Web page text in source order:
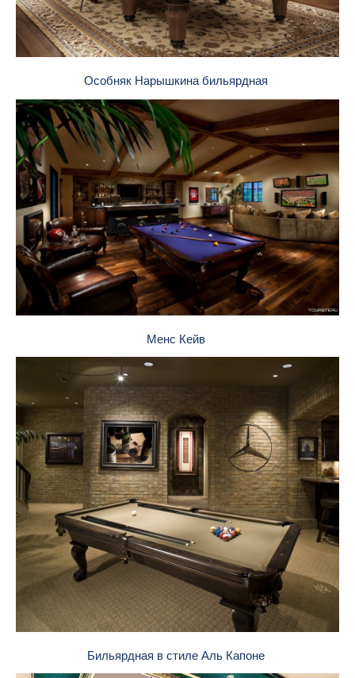
Особняк Нарышкина бильярдная
Менс Кейв
Бильярдная в стиле Аль Капоне